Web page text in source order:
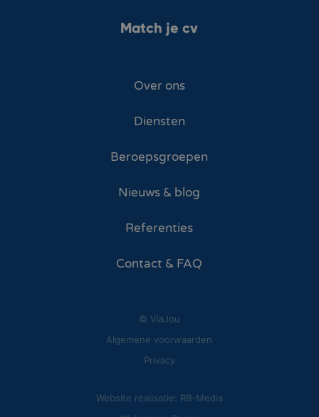
Match je cv
Over ons
Diensten
Beroepsgroepen
Nieuws & blog
Referenties
Contact & FAQ
© ViaJou
Algemene voorwaarden
Privacy
Website realisatie: RB-Media